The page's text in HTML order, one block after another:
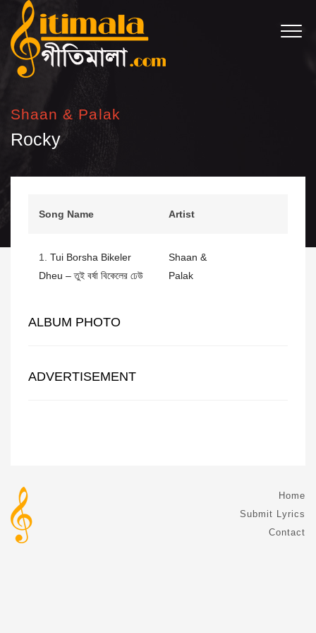
Shaan & Palak
Rocky
Song Name Artist
1. Tui Borsha Bikeler
Dheu – তুই বর্ষা বিকেলের ঢেউ
Shaan &
Palak
ALBUM PHOTO
ADVERTISEMENT
Home
Submit Lyrics
Contact